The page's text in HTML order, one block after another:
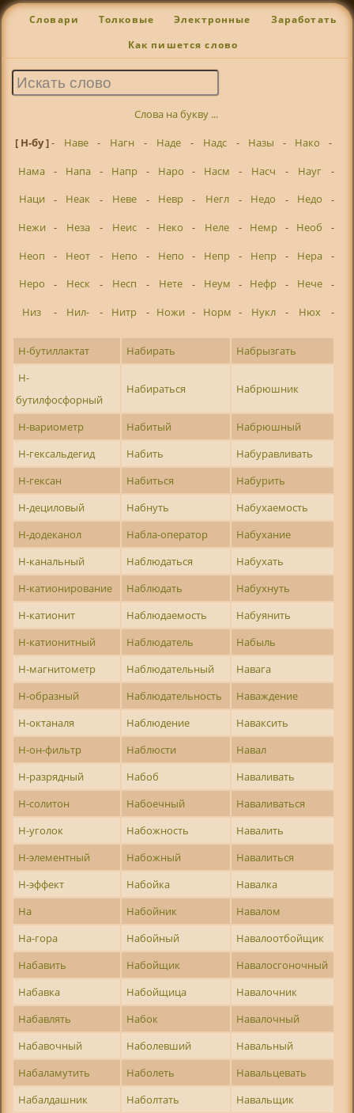
Словари Толковые Электронные Заработать
Как пишется слово
Слова на букву ...
[ Н-бу ]- Наве - Нагн - Наде - Надс - Назы - Нако
-
Нама
- Напа - Напр - Наро - Насм - Насч - Науг
-
Наци
- Неак - Неве - Невр - Негл - Недо - Недо
-
Нежи
- Неза - Неис - Неко - Неле - Немр - Необ
-
Неоп
- Неот - Непо - Непо - Непр - Непр - Нера
-
Неро
- Неск - Несп - Нете - Неум - Нефр - Нече
-
Низ
- Нил- - Нитр - Ножи - Норм - Нукл - Нюх -
Н-бутиллактат Набирать
Набрызгать
Н-
бутилфосфорный
Набираться Набрюшник
Н-вариометр Набитый
Набрюшный
Н-гексальдегид
Набить
Набуравливать
Н-гексан
Набиться
Набурить
Н-дециловый
Набнуть
Набухаемость
Н-додеканол
Набла-оператор
Набухание
Н-канальный
Наблюдаться
Набухать
Н-катионирование
Наблюдать
Набухнуть
Н-катионит
Наблюдаемость
Набуянить
Н-катионитный
Наблюдатель
Набыль
Н-магнитометр
Наблюдательный
Навага
Н-образный
Наблюдательность
Наваждение
Н-октаналя
Наблюдение
Наваксить
Н-он-фильтр
Наблюсти
Навал
Н-разрядный
Набоб
Наваливать
Н-солитон
Набоечный
Наваливаться
Н-уголок
Набожность
Навалить
Н-элементный
Набожный
Навалиться
Н-эффект
Набойка
Навалка
На
Набойник
Навалом
На-гора
Набойный
Навалоотбойщик
Набавить
Набойщик
Навалосгоночный
Набавка
Набойщица
Навалочник
Набавлять
Набок
Навалочный
Набавочный
Наболевший
Навальный
Набаламутить
Наболеть
Навальцевать
Набалдашник
Наболтать
Навальщик